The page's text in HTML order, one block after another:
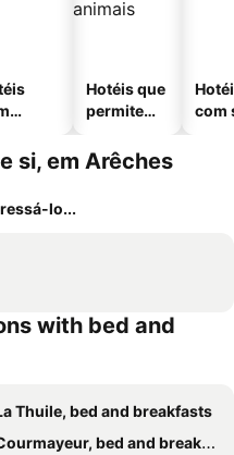
Hotéis que
permitem
com
si, em Arêches
lo...
with bed and
Thuile, bed and breakfasts
bed and breakfasts